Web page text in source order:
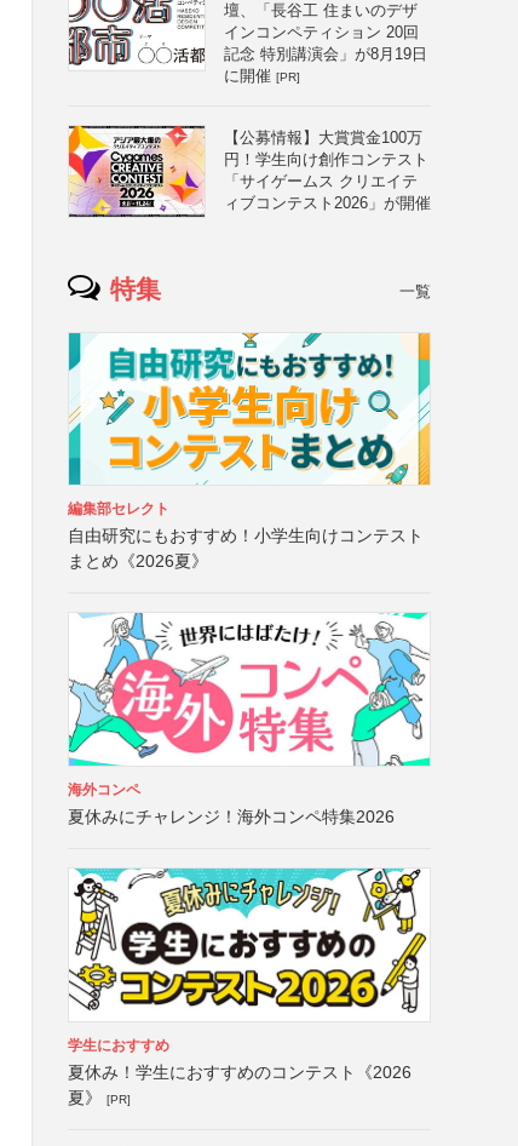
壇、「長谷工 住まいのデザ
インコンペティション 20回
記念 特別講演会」が8月19日
に開催 [PR]
【公募情報】大賞賞金100万
円！学生向け創作コンテスト
「サイゲームス クリエイテ
ィブコンテスト2026」が開催
特集 一覧
編集部セレクト
自由研究にもおすすめ！小学生向けコンテスト
まとめ《2026夏》
海外コンペ
夏休みにチャレンジ！海外コンペ特集2026
学生におすすめ
夏休み！学生におすすめのコンテスト《2026
夏》
[PR]